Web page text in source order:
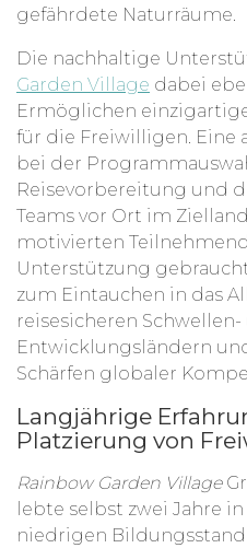
gefährdete Naturräume.
Die nachhaltige
Garden Village dabei
Ermöglichen
für die Freiwilligen. Eine
bei der
Reisevorbereitung und
Teams vor Ort im
motivierten
Unterstützung
zum Eintauchen in das
reisesicheren Schwellen-
Entwicklungsländern
Schärfen globaler
Langjährige
Platzierung von
Rainbow Garden Village
lebte selbst zwei Jahre
niedrigen